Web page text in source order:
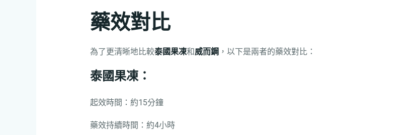
藥效對比
為了更清晰地比較泰國果凍和威而鋼 ，以下是兩者的藥效對比：
泰國果凍：
起效時間：約15分鐘
藥效持續時間：約4小時